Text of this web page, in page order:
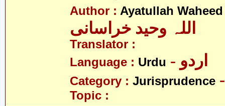
Author : Ayatullah
اللہ وحید خراسانی
Translator :
Language : Urdu - اردو
Category : Jurisprudence
Topic :